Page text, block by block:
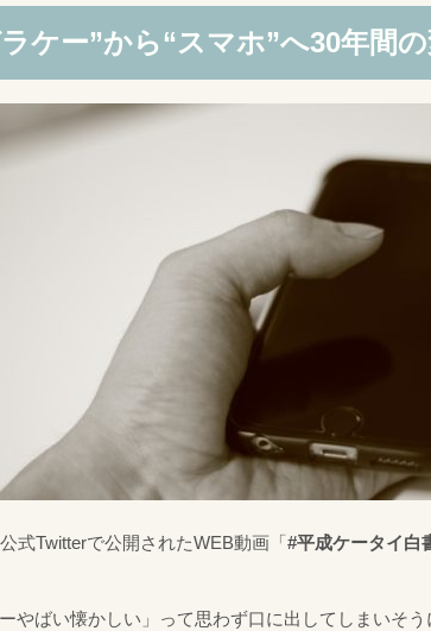
ケー”から“スマホ”へ30年間
式Twitterで公開されたWEB動画「#平成ケータイ白
やばい懐かしい」って思わず口に出してしまいそう